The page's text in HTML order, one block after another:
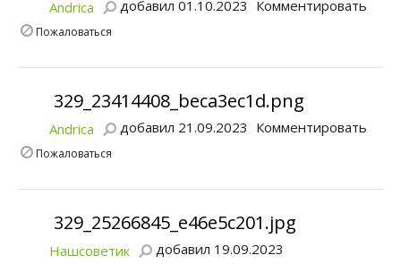
Andrica добавил 01.10.2023 Комментировать
Пожаловаться
329_23414408_beca3ec1d.png
Andrica добавил 21.09.2023 Комментировать
Пожаловаться
329_25266845_e46e5c201.jpg
Нашсоветик
добавил 19.09.2023